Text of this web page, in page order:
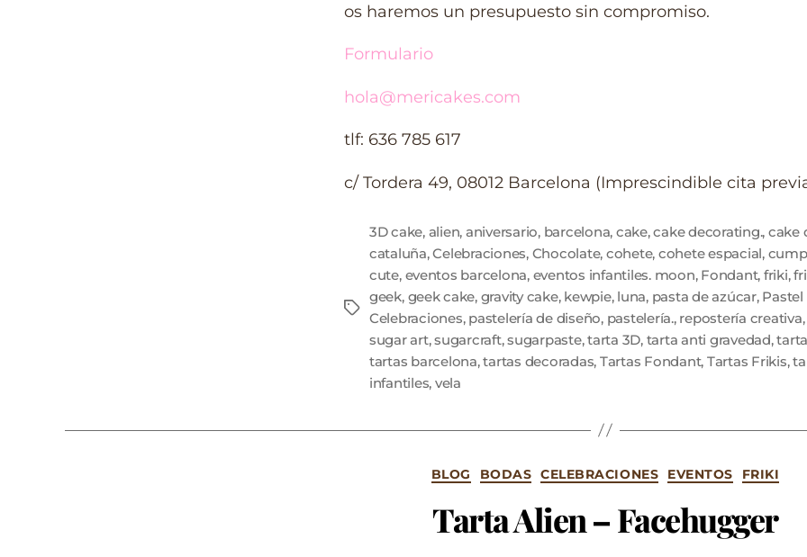
os haremos un presupuesto sin compromiso.
Formulario
hola@mericakes.com
tlf: 636 785 617
c/ Tordera 49, 08012 Barcelona (Imprescindible cita
3D cake, alien, aniversario, barcelona, cake,cake decorating., cake
cataluña,Celebraciones, Chocolate, cohete, cohete espacial,
cute, eventos barcelona, eventos infantiles. moon, Fondant, friki,
geek, geek cake, gravity cake, kewpie, luna, pasta de azúcar, Pastel
Celebraciones, pastelería de diseño, pastelería., repostería creativa,
sugar art,sugarcraft,sugarpaste,tarta 3D, tarta anti gravedad,
tartas barcelona,tartas decoradas, Tartas Fondant, Tartas Frikis,
infantiles, vela
BLOG BODAS CELEBRACIONES EVENTOS FRIKI
Tarta Alien – Facehugger